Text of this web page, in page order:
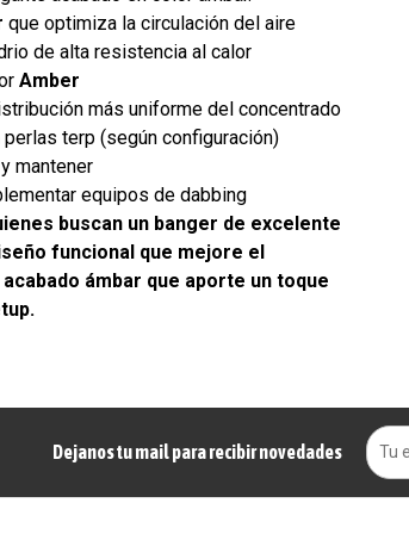
que optimiza la circulación del aire
de alta resistencia al calor
Amber
más uniforme del concentrado
terp (según configuración)
mantener
equipos de dabbing
buscan un banger de excelente
funcional que mejore el
ámbar que aporte un toque
Dejanos tu mail para recibir novedades